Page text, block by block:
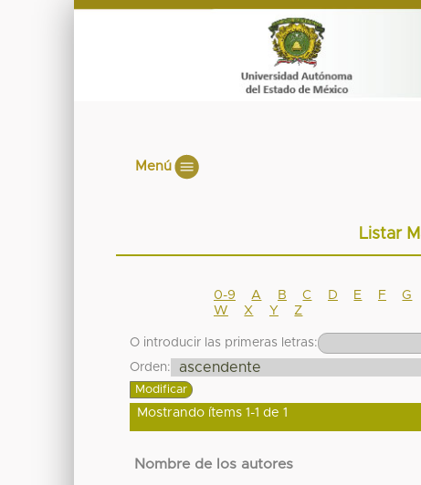
Menú
Listar
0-9 A B C D E F G
W
X Y Z
O introducir las primeras letras:
Orden:
Mostrando ítems 1-1 de 1
Nombre de los autores